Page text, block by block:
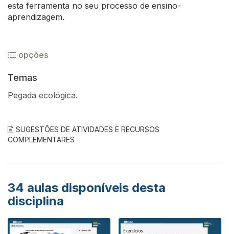
esta ferramenta no seu processo de ensino-
aprendizagem.
opções
Temas
Pegada ecológica.
SUGESTÕES DE ATIVIDADES E RECURSOS
COMPLEMENTARES
34 aulas disponíveis desta
disciplina